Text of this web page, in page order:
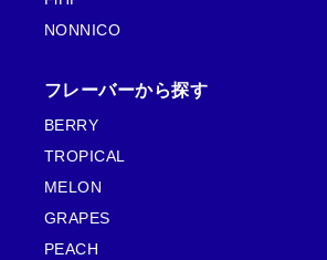
NONNICO
フレーバーから探す
BERRY
TROPICAL
MELON
GRAPES
PEACH